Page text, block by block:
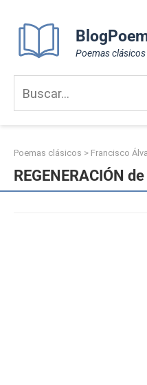
content
Poemas clásicos
Poemas clásicos > Francisco
REGENERACIÓN